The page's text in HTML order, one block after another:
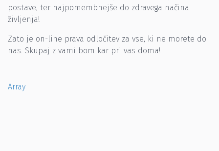
postave, ter najpomembnejše do zdravega načina
življenja!
Zato je on-line prava odločitev za vse, ki ne morete do
nas. Skupaj z vami bom kar pri vas doma!
Array